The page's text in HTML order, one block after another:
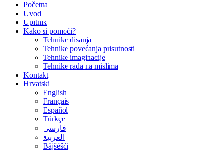
Početna
Uvod
Upitnik
Kako si pomoći?
Tehnike disanja
Tehnike povećanja prisutnosti
Tehnike imaginacije
Tehnike rada na mislima
Kontakt
Hrvatski
English
Français
Español
Türkçe
فارسی
العربية
Băjšéšći